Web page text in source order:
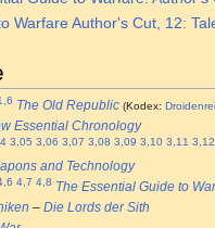
Warfare Author's Cut, 12:
The Old Republic (Kodex:
Essential Chronology
3,05 3,06 3,07 3,08 3,09 3,10 3,11 3,12
and Technology
4,7 4,8 The Essential Guide to
–Die Lords der Sith